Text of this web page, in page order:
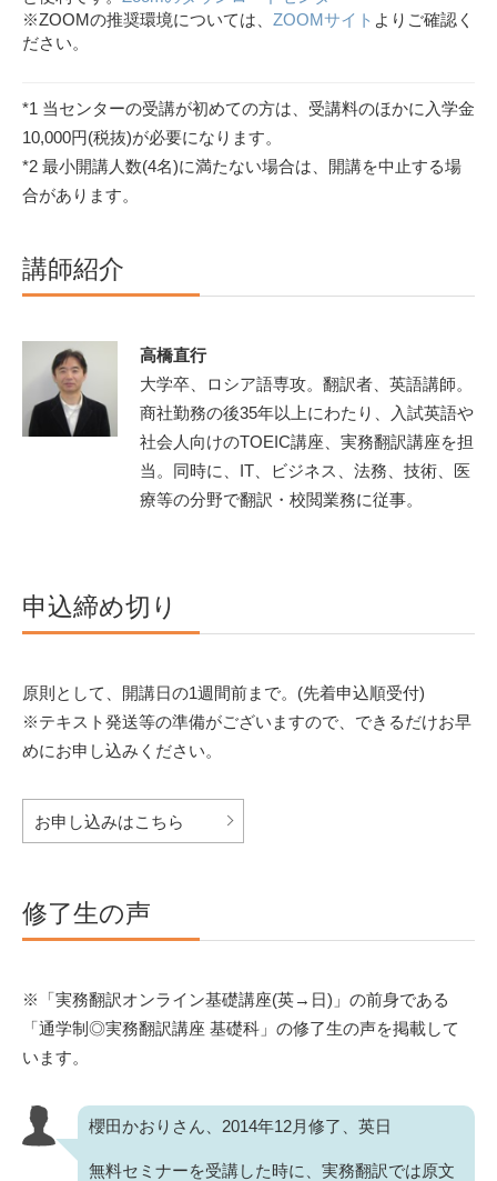
※ZOOMの推奨環境については、 ZOOMサイト よりご確認く
ださい。
*1 当センターの受講が初めての方は、受講料のほかに入学金
10,000円(税抜)が必要になります。
*2 最小開講人数(4名)に満たない場合は、開講を中止する場
合があります。
講師紹介
高橋直行
大学卒、ロシア語専攻。翻訳者、英語講師。
商社勤務の後35年以上にわたり、入試英語や
社会人向けのTOEIC講座、実務翻訳講座を担
当。同時に、IT、ビジネス、法務、技術、医
療等の分野で翻訳・校閲業務に従事。
申込締め切り
原則として、開講日の1週間前まで。(先着申込順受付)
※テキスト発送等の準備がございますので、できるだけお早
めにお申し込みください。
お申し込みはこちら
修了生の声
※「実務翻訳オンライン基礎講座(英→日)」の前身である
「通学制◎実務翻訳講座 基礎科」の修了生の声を掲載して
います。
櫻田かおりさん、2014年12月修了、英日
無料セミナーを受講した時に、実務翻訳では原文